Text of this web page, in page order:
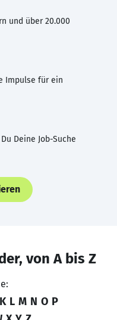
und über 20.000
Impulse für ein
Deine Job-Suche
von A bis Z
K L M N O P